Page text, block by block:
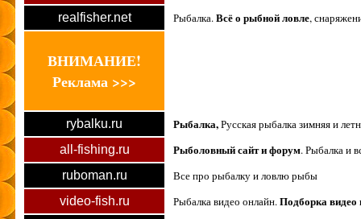
realfisher.net Рыбалка.Всё о рыбной ловле,
ВНИМАНИЕ!
Реклама >>>
rybalku.ru Рыбалка,Русская рыбалка зимняя и
all-fishing.ru Рыболовный сайт и форум. Рыбалка и
ruboman.ru Все про рыбалку и ловлю рыбы
video-fish.ru Рыбалка видео онлайн.Подборка видео